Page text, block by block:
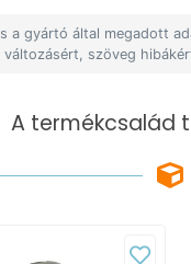
gyártó által megadott
szöveg
A termékcsalád